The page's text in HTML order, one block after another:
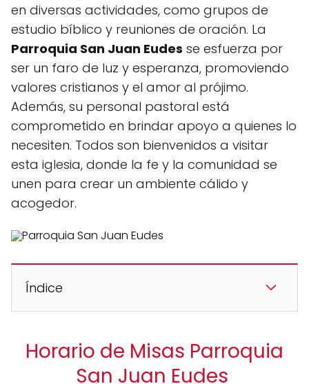
en diversas actividades, como grupos de
estudio bíblico y reuniones de oración. La
Parroquia San Juan Eudes se esfuerza por
ser un faro de luz y esperanza, promoviendo
valores cristianos y el amor al prójimo.
Además, su personal pastoral está
comprometido en brindar apoyo a quienes lo
necesiten. Todos son bienvenidos a visitar
esta iglesia, donde la fe y la comunidad se
unen para crear un ambiente cálido y
acogedor.
Índice
Horario de Misas Parroquia
San Juan Eudes